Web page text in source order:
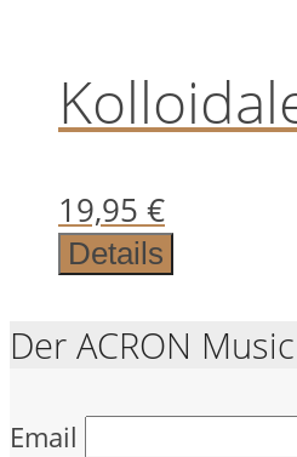
19,95 €
Details
Der ACRON
Email